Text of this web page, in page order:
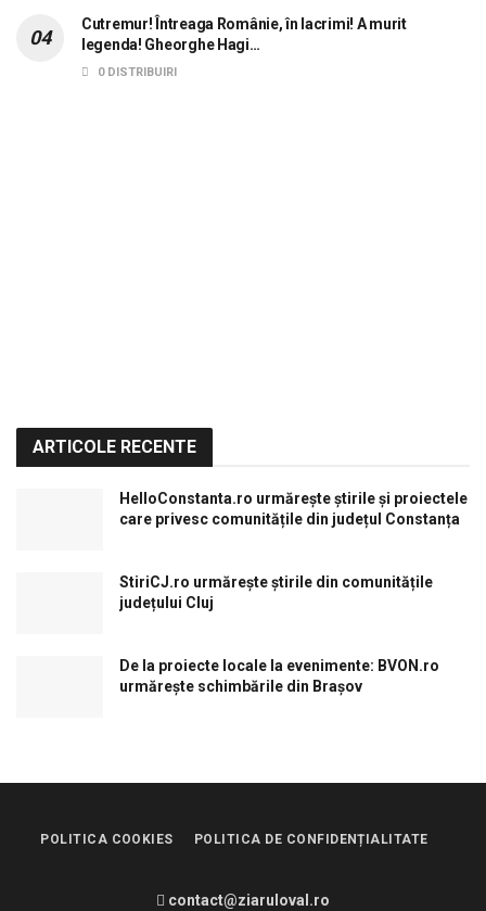
Cutremur! Întreaga Românie, în lacrimi! A murit
legenda! Gheorghe Hagi…
0 DISTRIBUIRI
ARTICOLE RECENTE
HelloConstanta.ro urmărește știrile și proiectele
care privesc comunitățile din județul Constanța
StiriCJ.ro urmărește știrile din comunitățile
județului Cluj
De la proiecte locale la evenimente: BVON.ro
urmărește schimbările din Brașov
POLITICA COOKIES POLITICA DE CONFIDENȚIALITATE
contact@ziaruloval.ro